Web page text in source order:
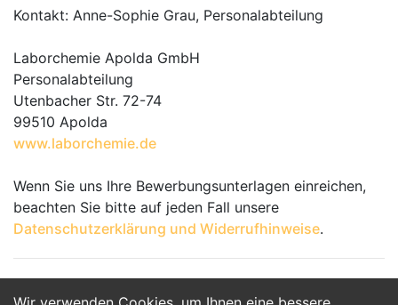
Kontakt: Anne-Sophie Grau, Personalabteilung
Laborchemie Apolda GmbH
Personalabteilung
Utenbacher Str. 72-74
99510 Apolda
www.laborchemie.de
Wenn Sie uns Ihre Bewerbungsunterlagen einreichen,
beachten Sie bitte auf jeden Fall unsere
Datenschutzerklärung und Widerrufhinweise.